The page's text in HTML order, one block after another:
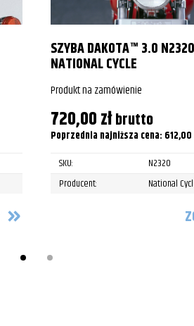
SZYBA DAKOTA™ 3.0
NATIONAL CYCLE
Produkt na zamówienie
720,00złbrutto
Poprzednia najniższa cena: 612,00
SKU:
N2320
Producent:
National